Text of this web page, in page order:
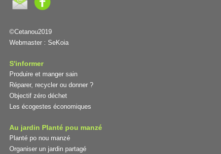
©Cetanou2019
Webmaster : SeKoia
S'informer
Produire et manger sain
Réparer, recycler ou donner ?
Objectif zéro déchet
Les écogestes économiques
Au jardin Planté pou manzé
Planté po nou manzé
Organiser un jardin partagé